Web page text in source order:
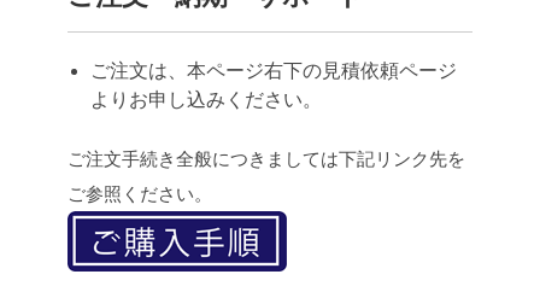
ご注文は、本ページ右下の見積依頼ページ
よりお申し込みください。
ご注文手続き全般につきましては下記リンク先を
ご参照ください。